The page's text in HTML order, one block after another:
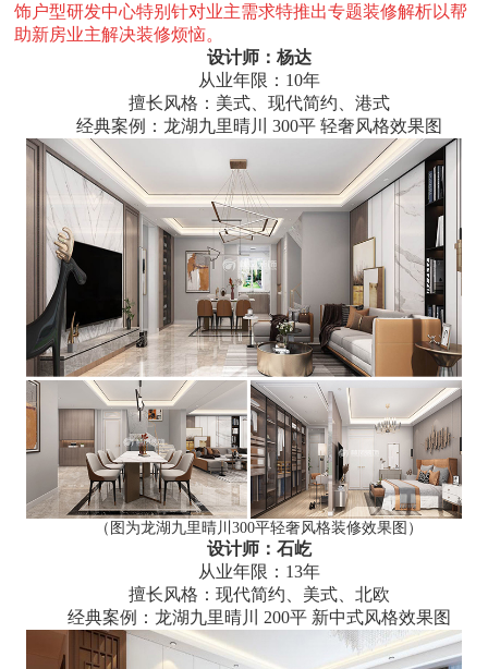
饰户型研发中心特别针对业主需求特推出专题装修解析以帮
助新房业主解决装修烦恼。
设计师：杨达
从业年限：10年
擅长风格：美式、现代简约、港式
经典案例：龙湖九里晴川 300平 轻奢风格效果图
（图为龙湖九里晴川300平轻奢风格装修效果图）
设计师：石屹
从业年限：13年
擅长风格：现代简约、美式、北欧
经典案例：龙湖九里晴川 200平 新中式风格效果图